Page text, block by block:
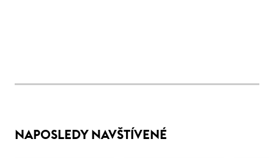
NAPOSLEDY NAVŠTÍVENÉ